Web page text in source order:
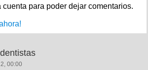
cuenta para poder dejar comentarios.
00:00